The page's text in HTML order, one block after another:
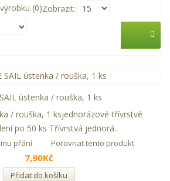
(0)Zobrazit:
ústenka / rouška, 1 ks
/ rouška, 1 ksjednorázové třívrstvé
po 50 ks Třívrstvá jednorá..
přání Porovnat tento produkt
7,90Kč
Přidat do košíku